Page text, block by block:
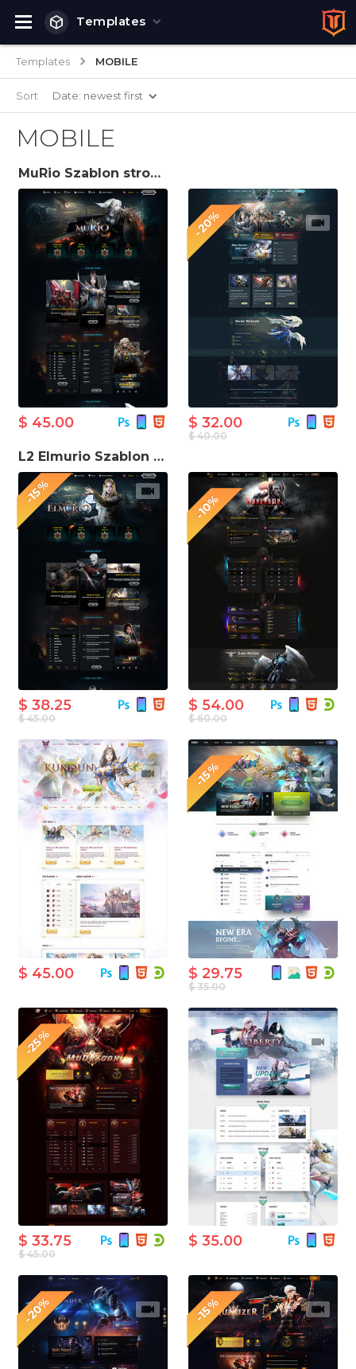
Templates
Templates MOBILE
Sort Date: newest first
MOBILE
MuRio Szablon strony internetowej gry
$ 45.00
-20%
$ 40.00
$ 32.00
-15%
L2 Elmurio Szablon witryny internetowej gry
$ 45.00
$ 38.25
-10%
$ 60.00
$ 54.00
$ 45.00
-15%
$ 35.00
$ 29.75
-25%
$ 45.00
$ 33.75 $ 35.00
-20% -15%